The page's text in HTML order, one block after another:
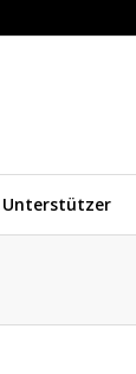
Unterstützer